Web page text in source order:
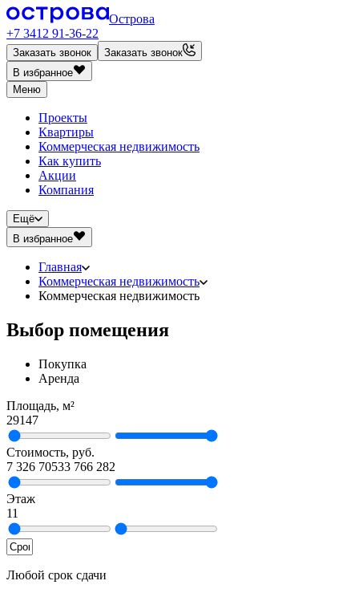
Острова
+7 3412 91-36-22
Заказать звонок
Заказать звонок
В избранное
Меню
Проекты
Квартиры
Коммерческая недвижимость
Как купить
Акции
Компания
Ещё
В избранное
Главная
Коммерческая недвижимость
Коммерческая недвижимость
Выбор помещения
Покупка
Аренда
Площадь, м²
29147
Стоимость, руб.
7 326 70533 766 282
Этаж
11
Любой срок сдачи